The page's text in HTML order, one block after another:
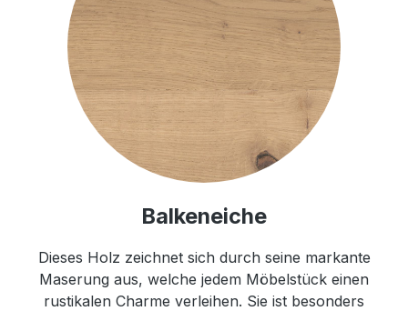
Balkeneiche
Dieses Holz zeichnet sich durch seine markante
Maserung aus, welche jedem Möbelstück einen
rustikalen Charme verleihen. Sie ist besonders